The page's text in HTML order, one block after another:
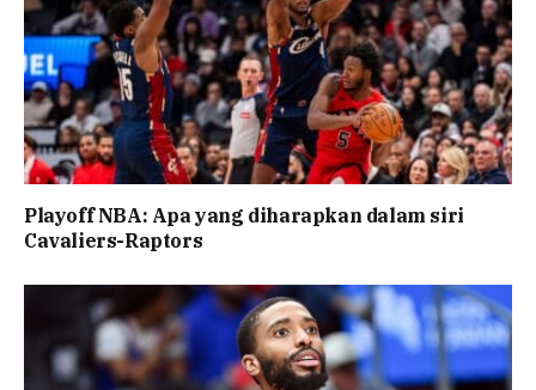
Playoff NBA: Apa yang diharapkan dalam siri
Cavaliers-Raptors